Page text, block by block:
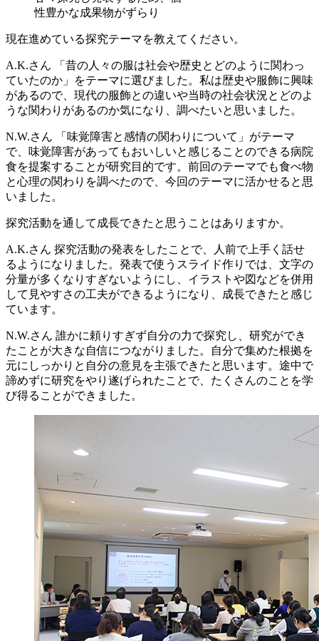
性豊かな成果物がずらり
現在進めている探究テーマを教えてください。
A.K.さん 「昔の人々の服は社会や歴史とどのように関わっ
ていたのか」をテーマに選びました。私は歴史や服飾に興味
があるので、現代の服飾との違いや当時の社会状況とどのよ
うな関わりがあるのか気になり、調べたいと思いました。
N.W.さん 「味覚障害と感情の関わりについて」がテーマ
で、味覚障害があってもおいしいと感じることのできる病院
食を提案することが研究目的です。前回のテーマでも食べ物
と心理の関わりを調べたので、今回のテーマに活かせると思
いました。
探究活動を通して成長できたと思うことはありますか。
A.K.さん 探究活動の発表をしたことで、人前で上手く話せ
るようになりました。発表で使うスライド作りでは、文字の
分量が多くなりすぎないようにし、イラストや図などを併用
して見やすさの工夫ができるようになり、成長できたと感じ
ています。
N.W.さん 誰かに頼りすぎず自分の力で探究し、研究ができ
たことが大きな自信につながりました。自分で集めた根拠を
元にしっかりと自分の意見を主張できたと思います。途中で
諦めずに研究をやり遂げられたことで、たくさんのことを学
び得ることができました。